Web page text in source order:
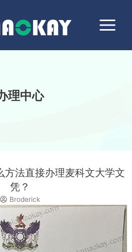
Menu
理中心
方法直接办理麦科文大学文
凭？
Broderick